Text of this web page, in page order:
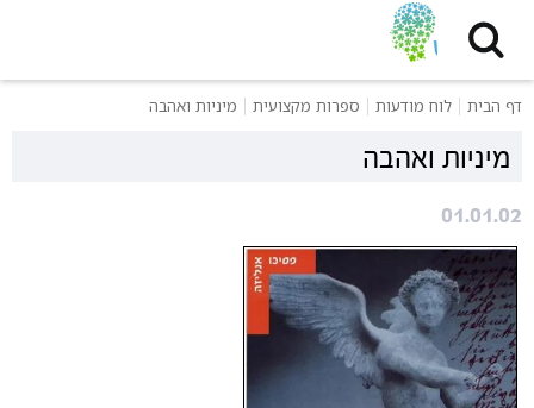
דף הבית לוח מודעות ספרות מקצועית מיניות ואהבה
מיניות ואהבה
01.01.02